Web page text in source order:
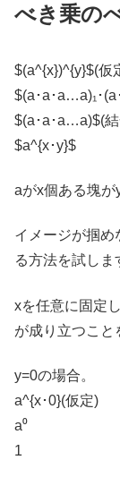
べき乗の
$(a^{x})^{y}$(仮
$(a･a･a…a)₁･
$(a･a･a…a)$(
$a^{x･y}$
aがx個ある塊が
イメージが掴め
る方法を試しま
xを任意に固定
が成り立つこと
y=0の場合。
a^{x･0}(仮定)
a⁰
1